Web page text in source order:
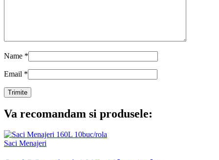
Name *
Email *
Va recomandam si produsele:
Saci Menajeri